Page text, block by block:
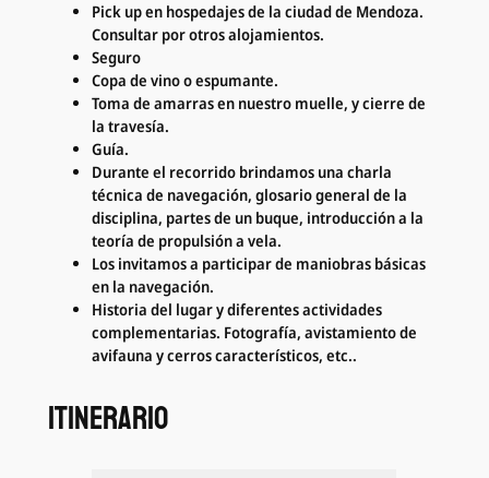
Pick up en hospedajes de la ciudad de Mendoza.
Consultar por otros alojamientos.
Seguro
Copa de vino o espumante.
Toma de amarras en nuestro muelle, y cierre de
la travesía.
Guía.
Durante el recorrido brindamos una charla
técnica de navegación, glosario general de la
disciplina, partes de un buque, introducción a la
teoría de propulsión a vela.
Los invitamos a participar de maniobras básicas
en la navegación.
Historia del lugar y diferentes actividades
complementarias. Fotografía, avistamiento de
avifauna y cerros característicos, etc..
Itinerario